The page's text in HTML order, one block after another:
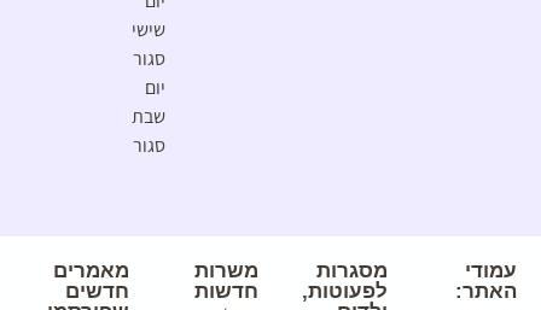
שישי
סגור
שבת
סגור
עמודי
האתר:
מסגרות
לפעוטות,
משרות
חדשות
מאמרים
חדשים